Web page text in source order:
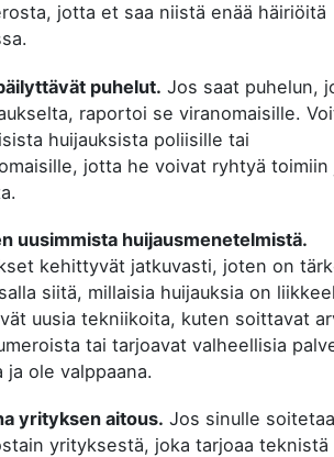
jotta et saa niistä enää häiriöitä
puhelut. Jos saat puhelun,
raportoi se viranomaisille.
huijauksista poliisille tai
jotta he voivat ryhtyä toimiin
uusimmista huijausmenetelmistä.
kehittyvät jatkuvasti, joten on
siitä, millaisia huijauksia on
uusia tekniikoita, kuten soittavat
tai tarjoavat valheellisia
ja ole valppaana.
yrityksen aitous. Jos sinulle
yrityksestä, joka tarjoaa teknistä